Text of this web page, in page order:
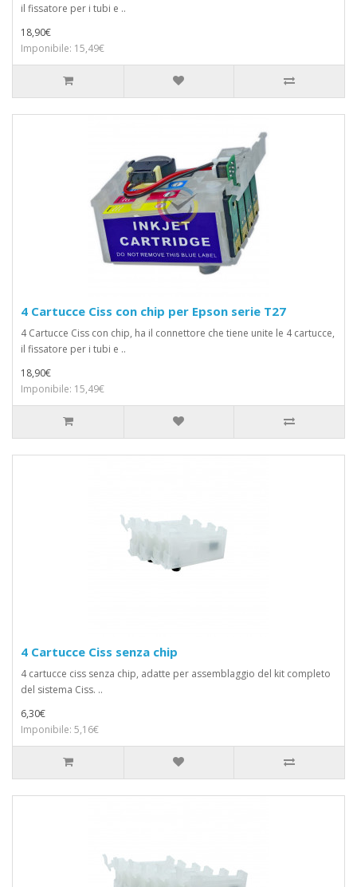
il fissatore per i tubi e ..
18,90€
Imponibile: 15,49€
4 Cartucce Ciss con chip per Epson serie T27
4 Cartucce Ciss con chip, ha il connettore che tiene unite le 4 cartucce,
il fissatore per i tubi e ..
18,90€
Imponibile: 15,49€
4 Cartucce Ciss senza chip
4 cartucce ciss senza chip, adatte per assemblaggio del kit completo
del sistema Ciss. ..
6,30€
Imponibile: 5,16€